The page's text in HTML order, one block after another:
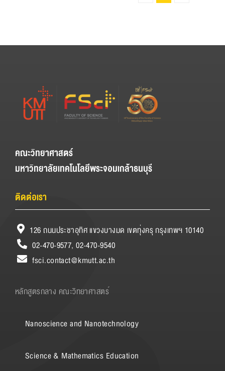
คณะวิทยาศาสตร์
มหาวิทยาลัยเทคโนโลยีพระจอมเกล้าธนบุรี
ติดต่อเรา
126 ถนนประชาอุทิศ แขวงบางมด เขตทุ่งครุ กรุงเทพฯ 10140
02-470-9577, 02-470-9540
fsci.contact@kmutt.ac.th
หลักสูตรกลาง คณะวิทยาศาสตร์
Nanoscience and Nanotechnology
Science & Mathematics Education